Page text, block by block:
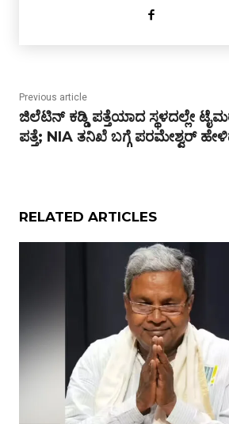
Previous article
ಜಿಲೆಟಿನ್ ಕಡ್ಡಿ ಪತ್ತೆಯಾದ ಸ್ಥಳದಲ್ಲೇ
ಪತ್ತೆ; NIA ತನಿಖೆ ಬಗ್ಗೆ ಪರಮೇಶ್ವರ್
RELATED ARTICLES